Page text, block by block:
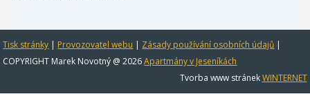
Tisk stránky | Provozovatel webu | Zásady používání osobních údajů |
COPYRIGHT Marek Novotný @ 2026Apartmány v Jeseníkách
Tvorba www stránekWINTERNET